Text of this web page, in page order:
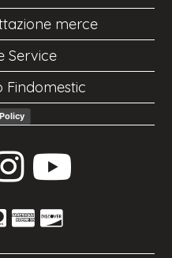
merce
Service
Findomestic